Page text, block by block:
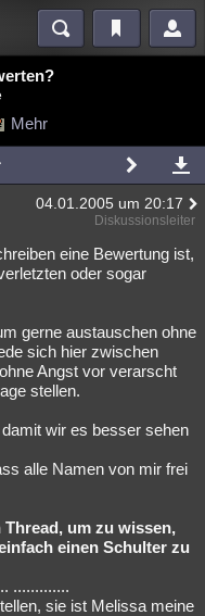
Mystery Kriminalfälle
Ufologie
Literatur
Gaming
Mehr
04.01.2005 um 20:17
Diskussionsleiter
eine Bewertung ist,
oder sogar
gerne austauschen ohne
sich hier zwischen
Angst vor verarscht
stellen.
wir es besser sehen
alle Namen von mir frei
um zu wissen,
einen Schulter zu
.............
sie ist Melissa meine